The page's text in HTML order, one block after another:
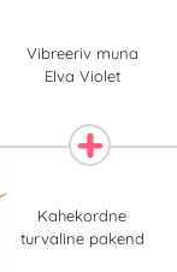
Vibreeriv muna
Elva Violet
Kahekordne
turvaline pakend